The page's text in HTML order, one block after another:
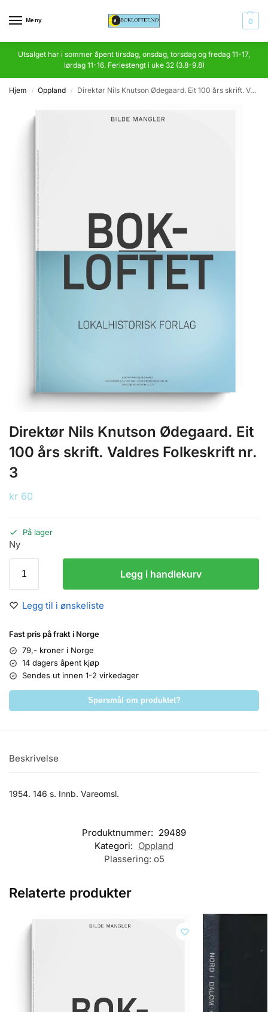
Meny 0
Utsalget har i sommer åpent tirsdag, onsdag, torsdag og fredag 11-17,
lørdag 11-16. Feriestengt i uke 32 (3.8-9.8)
Hjem / Oppland / Direktør Nils Knutson Ødegaard. Eit 100 års skrift. Valdres Folkeskrift nr. 3
Direktør Nils Knutson Ødegaard. Eit
100 års skrift. Valdres Folkeskrift nr.
3
kr 60
På lager
Ny
Legg i handlekurv
Legg til i ønskeliste
Fast pris på frakt i Norge
79,- kroner i Norge
14 dagers åpent kjøp
Sendes ut innen 1-2 virkedager
Spørsmål om produktet?
Beskrivelse
1954. 146 s. Innb. Vareomsl.
Produktnummer: 29489
Kategori: Oppland
Plassering: o5
Relaterte produkter